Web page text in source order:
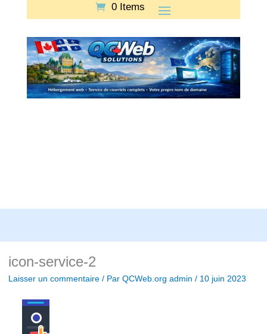
0 Items
icon-service-2
Laisser un commentaire / Par QCWeb.org admin / 10 juin 2023